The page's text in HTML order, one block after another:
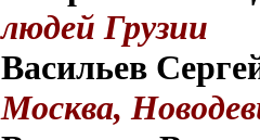
людей Грузии
Васильев
Москва,